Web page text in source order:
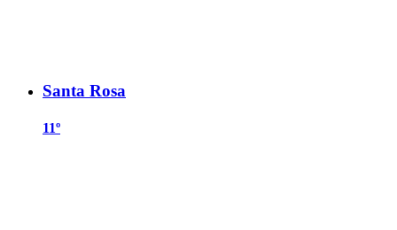
Santa Rosa
11º